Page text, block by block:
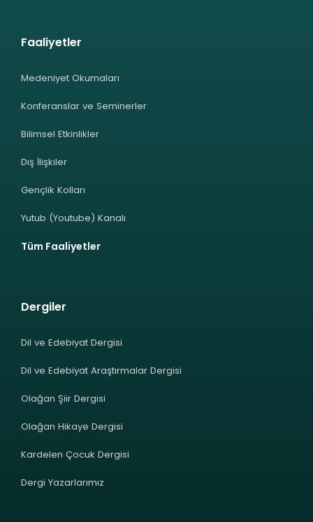
Faaliyetler
Medeniyet Okumaları
Konferanslar ve Seminerler
Bilimsel Etkinlikler
Dış İlişkiler
Gençlik Kolları
Yutub (Youtube) Kanalı
Tüm Faaliyetler
Dergiler
Dil ve Edebiyat Dergisi
Dil ve Edebiyat Araştırmalar Dergisi
Olağan Şiir Dergisi
Olağan Hikaye Dergisi
Kardelen Çocuk Dergisi
Dergi Yazarlarımız